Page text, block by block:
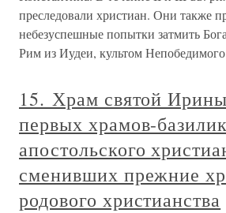
преследовали христиан. Они также
небезуспешные попытки затмить
Рим из Иудеи, культом Непобедимого
15. Храм святой
первых храмов-базилик
апостольского
сменивших прежние
родового христианства